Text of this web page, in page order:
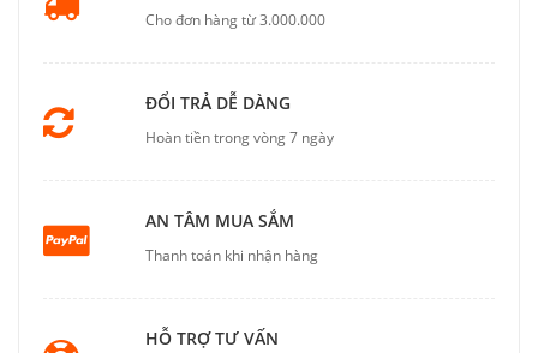
Cho đơn hàng từ 3.000.000
ĐỔI TRẢ DỄ DÀNG
Hoàn tiền trong vòng 7 ngày
AN TÂM MUA SẮM
Thanh toán khi nhận hàng
HỖ TRỢ TƯ VẤN